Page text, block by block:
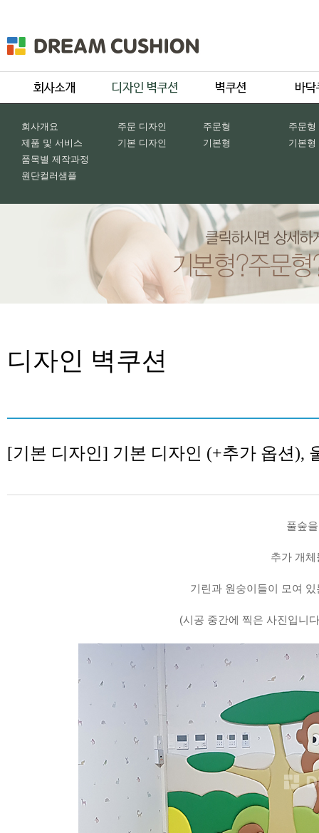
회사개요
제품 및 서비스
품목별 제작과정
원단컬러샘플
주문 디자인
기본 디자인
주문형
기본형
주문형
기본형
디자인 벽쿠션
[기본 디자인] 기본 디자인 (+추가 옵션),
풀숲
추가 개
기린과 원숭이들이 모여
(시공 중간에 찍은 사진입니